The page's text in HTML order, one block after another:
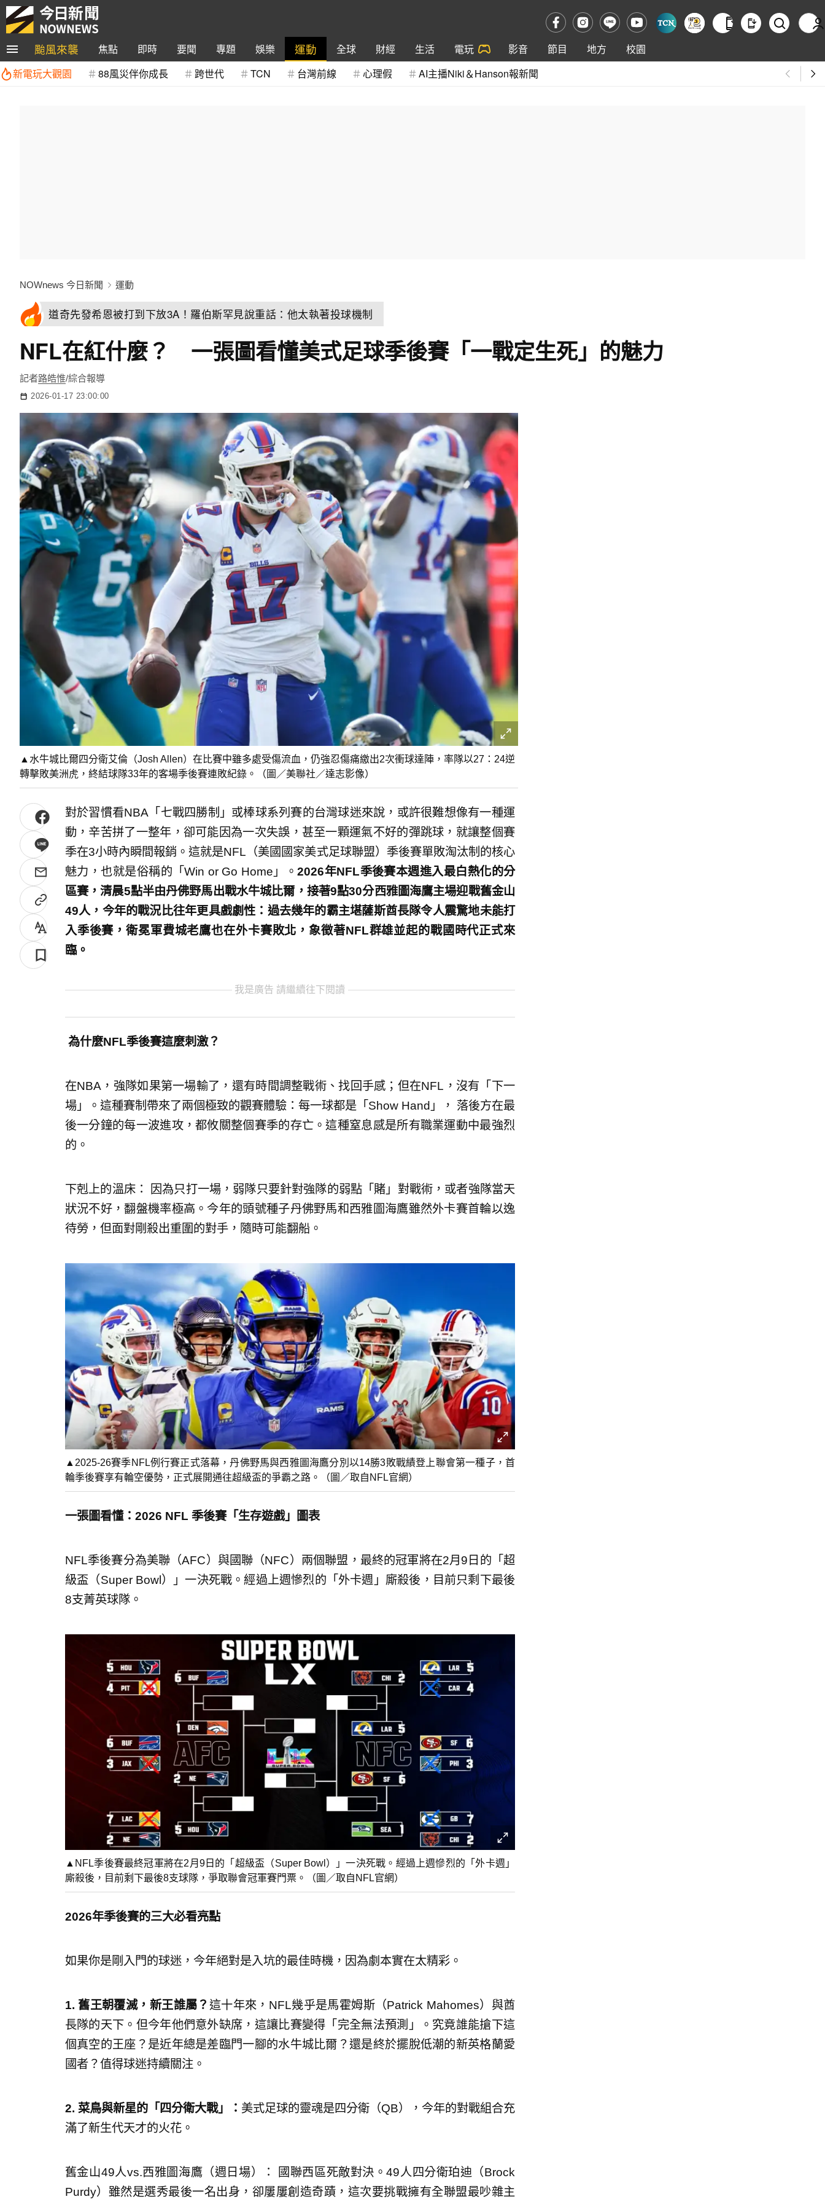
颱風來襲 焦點 即時 要聞 專題 娛樂 運動 全球 財經 生活 電玩 影音 節目 地方
校園
新電玩大觀園
88風災伴你成長 跨世代 TCN 台灣前線 心理假 AI主播Niki＆Hanson報新聞
NOWnews 今日新聞 運動
道奇先發希恩被打到下放3A！羅伯斯罕見說重話：他太執著投球機制
NFL在紅什麼？ 一張圖看懂美式足球季後賽「一戰定生死」的魅力
記者路皓惟/綜合報導
2026-01-17 23:00:00
▲水牛城比爾四分衛艾倫（Josh Allen）在比賽中雖多處受傷流血，仍強忍傷痛繳出2次衝球達陣，率隊以27：24逆
轉擊敗美洲虎，終結球隊33年的客場季後賽連敗紀錄。（圖／美聯社／達志影像）
對於習慣看NBA「七戰四勝制」或棒球系列賽的台灣球迷來說，或許很難想像有一種運
動，辛苦拼了一整年，卻可能因為一次失誤，甚至一顆運氣不好的彈跳球，就讓整個賽
季在3小時內瞬間報銷。這就是NFL（美國國家美式足球聯盟）季後賽單敗淘汰制的核心
魅力，也就是俗稱的「Win or Go Home」。2026年NFL季後賽本週進入最白熱化的分
區賽，清晨5點半由丹佛野馬出戰水牛城比爾，接著9點30分西雅圖海鷹主場迎戰舊金山
49人，今年的戰況比往年更具戲劇性：過去幾年的霸主堪薩斯酋長隊令人震驚地未能打
入季後賽，衛冕軍費城老鷹也在外卡賽敗北，象徵著NFL群雄並起的戰國時代正式來
臨。
我是廣告 請繼續往下閱讀
為什麼NFL季後賽這麼刺激？
在NBA，強隊如果第一場輸了，還有時間調整戰術、找回手感；但在NFL，沒有「下一
場」。這種賽制帶來了兩個極致的觀賽體驗：每一球都是「Show Hand」， 落後方在最
後一分鐘的每一波進攻，都攸關整個賽季的存亡。這種窒息感是所有職業運動中最強烈
的。
下剋上的溫床： 因為只打一場，弱隊只要針對強隊的弱點「賭」對戰術，或者強隊當天
狀況不好，翻盤機率極高。今年的頭號種子丹佛野馬和西雅圖海鷹雖然外卡賽首輪以逸
待勞，但面對剛殺出重圍的對手，隨時可能翻船。
▲2025-26賽季NFL例行賽正式落幕，丹佛野馬與西雅圖海鷹分別以14勝3敗戰績登上聯會第一種子，首
輪季後賽享有輪空優勢，正式展開通往超級盃的爭霸之路。（圖／取自NFL官網）
一張圖看懂：2026 NFL 季後賽「生存遊戲」圖表
NFL季後賽分為美聯（AFC）與國聯（NFC）兩個聯盟，最終的冠軍將在2月9日的「超
級盃（Super Bowl）」一決死戰。經過上週慘烈的「外卡週」廝殺後，目前只剩下最後
8支菁英球隊。
▲NFL季後賽最終冠軍將在2月9日的「超級盃（Super Bowl）」一決死戰。經過上週慘烈的「外卡週」
廝殺後，目前剩下最後8支球隊，爭取聯會冠軍賽門票。（圖／取自NFL官網）
2026年季後賽的三大必看亮點
如果你是剛入門的球迷，今年絕對是入坑的最佳時機，因為劇本實在太精彩。
1. 舊王朝覆滅，新王誰屬？ 這十年來，NFL幾乎是馬霍姆斯（Patrick Mahomes）與酋
長隊的天下。但今年他們意外缺席，這讓比賽變得「完全無法預測」。究竟誰能搶下這
個真空的王座？是近年總是差臨門一腳的水牛城比爾？還是終於擺脫低潮的新英格蘭愛
國者？值得球迷持續關注。
2. 菜鳥與新星的「四分衛大戰」： 美式足球的靈魂是四分衛（QB），今年的對戰組合充
滿了新生代天才的火花。
舊金山49人vs.西雅圖海鷹（週日場）： 國聯西區死敵對決。49人四分衛珀迪（Brock
Purdy）雖然是選秀最後一名出身，卻屢屢創造奇蹟，這次要挑戰擁有全聯盟最吵雜主